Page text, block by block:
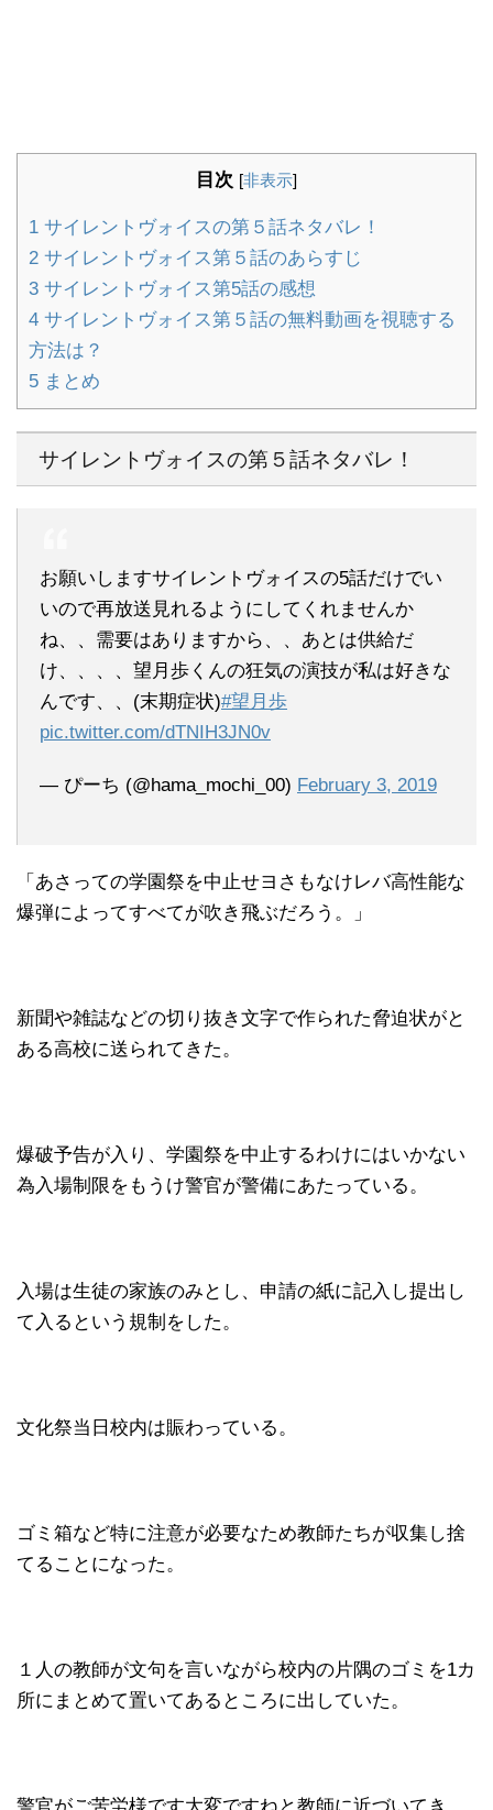
目次 [非表示]
1 サイレントヴォイスの第５話ネタバレ！
2 サイレントヴォイス第５話のあらすじ
3 サイレントヴォイス第5話の感想
4 サイレントヴォイス第５話の無料動画を視聴する
方法は？
5 まとめ
サイレントヴォイスの第５話ネタバレ！
お願いしますサイレントヴォイスの5話だけでい
いので再放送見れるようにしてくれませんか
ね、、需要はありますから、、あとは供給だ
け、、、、望月歩くんの狂気の演技が私は好きな
んです、、(末期症状)#望月歩
pic.twitter.com/dTNIH3JN0v
— ぴーち (@hama_mochi_00) February 3, 2019
「あさっての学園祭を中止せヨさもなけレバ高性能な
爆弾によってすべてが吹き飛ぶだろう。」
新聞や雑誌などの切り抜き文字で作られた脅迫状がと
ある高校に送られてきた。
爆破予告が入り、学園祭を中止するわけにはいかない
為入場制限をもうけ警官が警備にあたっている。
入場は生徒の家族のみとし、申請の紙に記入し提出し
て入るという規制をした。
文化祭当日校内は賑わっている。
ゴミ箱など特に注意が必要なため教師たちが収集し捨
てることになった。
１人の教師が文句を言いながら校内の片隅のゴミを1カ
所にまとめて置いてあるところに出していた。